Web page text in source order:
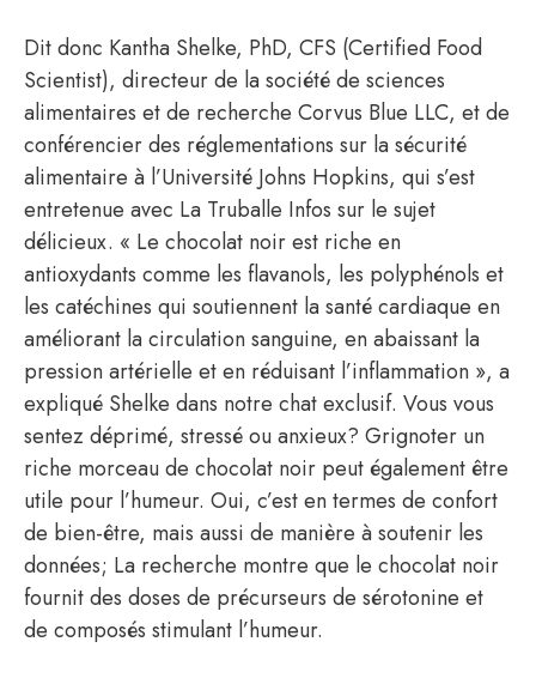
Dit donc Kantha Shelke, PhD, CFS (Certified Food
Scientist), directeur de la société de sciences
alimentaires et de recherche Corvus Blue LLC, et de
conférencier des réglementations sur la sécurité
alimentaire à l’Université Johns Hopkins, qui s’est
entretenue avec La Truballe Infos sur le sujet
délicieux. « Le chocolat noir est riche en
antioxydants comme les flavanols, les polyphénols et
les catéchines qui soutiennent la santé cardiaque en
améliorant la circulation sanguine, en abaissant la
pression artérielle et en réduisant l’inflammation », a
expliqué Shelke dans notre chat exclusif. Vous vous
sentez déprimé, stressé ou anxieux? Grignoter un
riche morceau de chocolat noir peut également être
utile pour l’humeur. Oui, c’est en termes de confort
de bien-être, mais aussi de manière à soutenir les
données; La recherche montre que le chocolat noir
fournit des doses de précurseurs de sérotonine et
de composés stimulant l’humeur.